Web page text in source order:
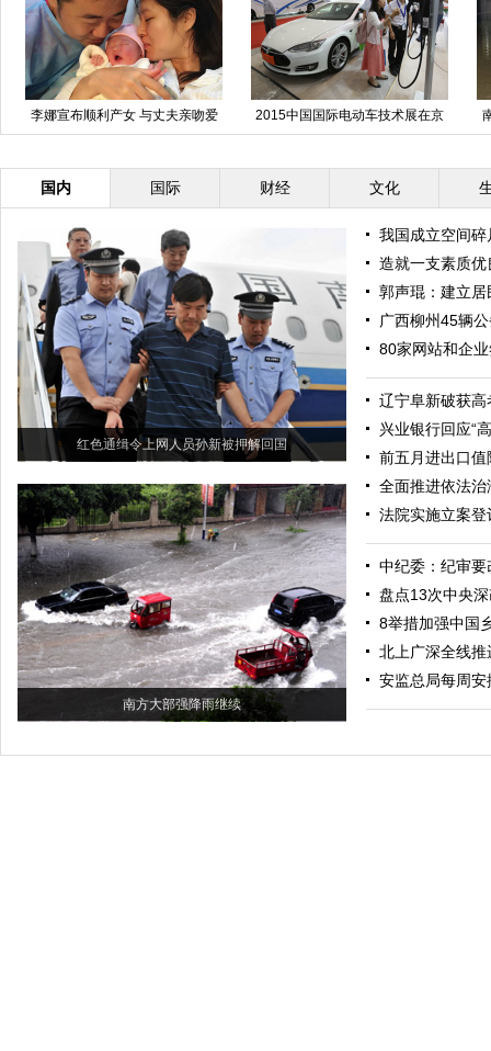
李娜宣布顺利产女 与丈夫亲吻爱
女
2015中国国际电动车技术展在京
举行
国内 国际 财经 文化
红色通缉令上网人员孙新被押解回国
南方大部强降雨继续
我国成立空间碎
造就一支素质
郭声琨：建立
广西柳州45辆
80家网站和企
辽宁阜新破获
兴业银行回应“
前五月进出口
全面推进依法
法院实施立案
中纪委：纪审
盘点13次中央
8举措加强中国
北上广深全线
安监总局每周